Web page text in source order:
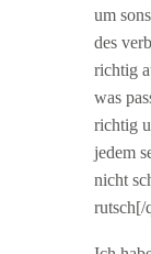
um
des
richtig
was
richtig
jedem
nicht
rutsch[/